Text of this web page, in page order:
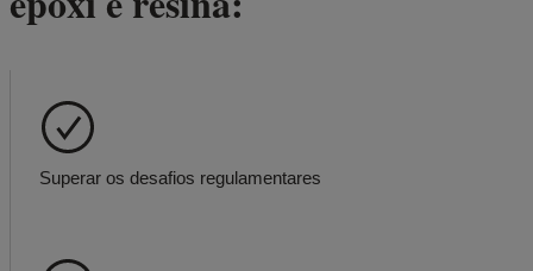
Superar os desafios regulamentares